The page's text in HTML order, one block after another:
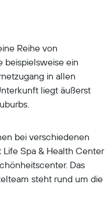
Reihe von
ein
in allen
liegt äußerst
bei verschiedenen
Spa & Health Center
Das
steht rund um die